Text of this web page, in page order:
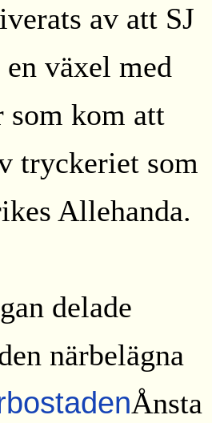
av att SJ
växel med
som kom att
tryckeriet som
Allehanda.
delade
närbelägna
Ånsta